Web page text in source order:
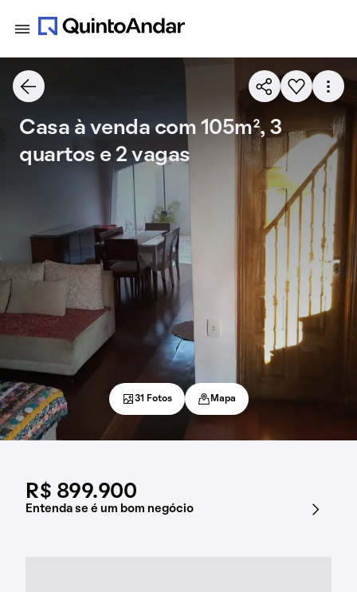
R$ 899.900
Entenda se é um bom negócio
Casa à venda com 105m², 3
quartos e 2 vagas
31 Fotos Mapa